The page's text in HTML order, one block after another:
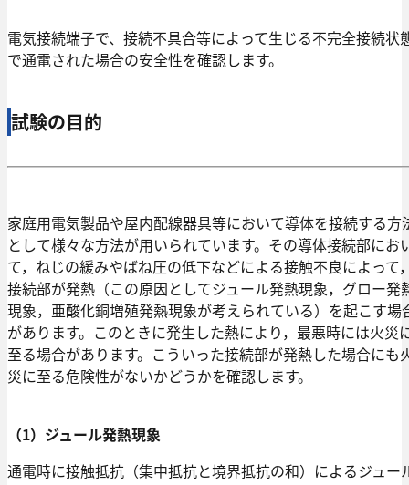
電気接続端子で、接続不具合等によって生じる不完全接続状
で通電された場合の安全性を確認します。
試験の目的
家庭用電気製品や屋内配線器具等において導体を接続する方
として様々な方法が用いられています。その導体接続部にお
て，ねじの緩みやばね圧の低下などによる接触不良によって
接続部が発熱（この原因としてジュール発熱現象，グロー発
現象，亜酸化銅増殖発熱現象が考えられている）を起こす場
があります。このときに発生した熱により，最悪時には火災
至る場合があります。こういった接続部が発熱した場合にも
災に至る危険性がないかどうかを確認します。
（1）ジュール発熱現象
通電時に接触抵抗（集中抵抗と境界抵抗の和）によるジュー